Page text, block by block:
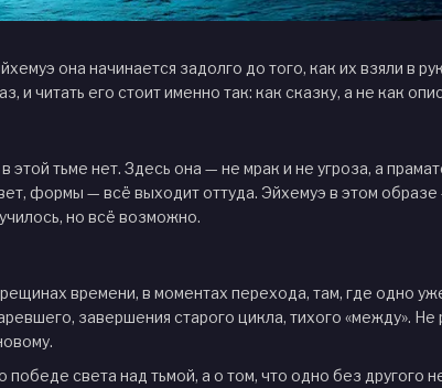
она начинается задолго до того, как их взяли в
читать его стоит именно так: как сказку, а не как
тьме нет. Здесь она — не мрак и не угроза, а
формы — всё выходит оттуда. Эйхемуэ в этом
но всё возможно.
времени, в моментах перехода, там, где одно
завершения старого цикла, тихого «между».
света над тьмой, а о том, что одно без другого